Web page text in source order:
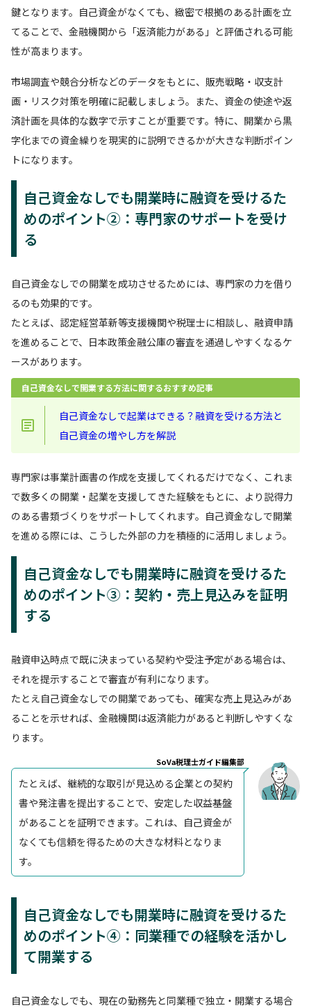
鍵となります。自己資金がなくても、緻密で根拠のある計画を立
てることで、金融機関から「返済能力がある」と評価される可能
性が高まります。
市場調査や競合分析などのデータをもとに、販売戦略・収支計
画・リスク対策を明確に記載しましょう。また、資金の使途や返
済計画を具体的な数字で示すことが重要です。特に、開業から黒
字化までの資金繰りを現実的に説明できるかが大きな判断ポイン
トになります。
自己資金なしでも開業時に融資を受けるた
めのポイント②：専門家のサポートを受け
る
自己資金なしでの開業を成功させるためには、専門家の力を借り
るのも効果的です。
たとえば、認定経営革新等支援機関や税理士に相談し、融資申請
を進めることで、日本政策金融公庫の審査を通過しやすくなるケ
ースがあります。
自己資金なしで開業する方法に関するおすすめ記事
自己資金なしで起業はできる？融資を受ける方法と
自己資金の増やし方を解説
専門家は事業計画書の作成を支援してくれるだけでなく、これま
で数多くの開業・起業を支援してきた経験をもとに、より説得力
のある書類づくりをサポートしてくれます。自己資金なしで開業
を進める際には、こうした外部の力を積極的に活用しましょう。
自己資金なしでも開業時に融資を受けるた
めのポイント③：契約・売上見込みを証明
する
融資申込時点で既に決まっている契約や受注予定がある場合は、
それを提示することで審査が有利になります。
たとえ自己資金なしでの開業であっても、確実な売上見込みがあ
ることを示せれば、金融機関は返済能力があると判断しやすくな
ります。
SoVa税理士ガイド編集部
たとえば、継続的な取引が見込める企業との契約
書や発注書を提出することで、安定した収益基盤
があることを証明できます。これは、自己資金が
なくても信頼を得るための大きな材料となりま
す。
自己資金なしでも開業時に融資を受けるた
めのポイント④：同業種での経験を活かし
て開業する
自己資金なしでも、現在の勤務先と同業種で独立・開業する場合